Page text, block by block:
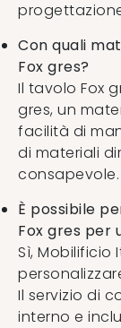
Con quali
Fox gres?
Il tavolo Fox
gres, un
facilità di
di materiali
consapevole.
È possibile
Fox gres per
Sì, Mobilificio
Il servizio di
interno e